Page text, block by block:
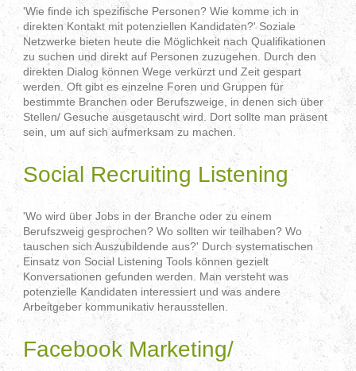
'Wie finde ich spezifische Personen? Wie komme ich in
direkten Kontakt mit potenziellen Kandidaten?' Soziale
Netzwerke bieten heute die Möglichkeit nach Qualifikationen
zu suchen und direkt auf Personen zuzugehen. Durch den
direkten Dialog können Wege verkürzt und Zeit gespart
werden. Oft gibt es einzelne Foren und Gruppen für
bestimmte Branchen oder Berufszweige, in denen sich über
Stellen/ Gesuche ausgetauscht wird. Dort sollte man präsent
sein, um auf sich aufmerksam zu machen.
Social Recruiting Listening
'Wo wird über Jobs in der Branche oder zu einem
Berufszweig gesprochen? Wo sollten wir teilhaben? Wo
tauschen sich Auszubildende aus?' Durch systematischen
Einsatz von Social Listening Tools können gezielt
Konversationen gefunden werden. Man versteht was
potenzielle Kandidaten interessiert und was andere
Arbeitgeber kommunikativ herausstellen.
Facebook Marketing/